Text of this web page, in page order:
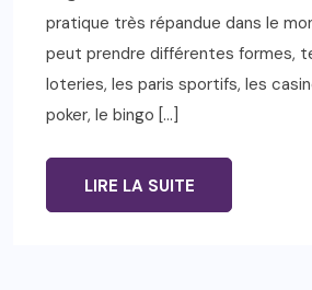
pratique très répandue dans le
peut prendre différentes formes,
loteries, les paris sportifs, les
poker, le bingo […]
LIRE LA SUITE